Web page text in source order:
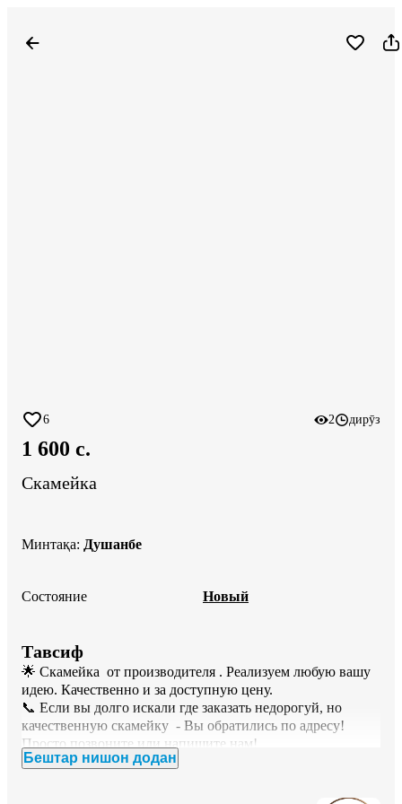
6 2 дирӯз
1 600 c.
Скамейка
Минтақа: Душанбе
Состояние Новый
Тавсиф
🌟 Скамейка  от производителя . Реализуем любую вашу
идею. Качественно и за доступную цену.
📞 Если вы долго искали где заказать недорогуй, но
качественную скамейку  - Вы обратились по адресу!
Просто позвоните или напишите нам!
Бештар нишон додан